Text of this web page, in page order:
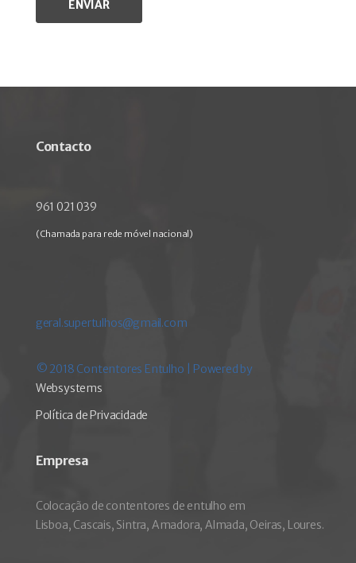
Contacto
961 021 039
(Chamada para rede móvel nacional)
geral.supertulhos@gmail.com
© 2018 Contentores Entulho | Powered by
Websystems
Política de Privacidade
Empresa
Colocação de contentores de entulho em
Lisboa, Cascais, Sintra, Amadora, Almada, Oeiras, Loures.